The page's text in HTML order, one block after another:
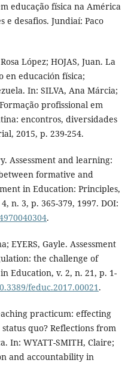
educação física na América
desafios. Jundiaí: Paco
López; HOJAS, Juan. La
en educación física;
In: SILVA, Ana Márcia;
profissional em
encontros, diversidades
2015, p. 239-254.
Assessment and learning:
formative and
in Education: Principles,
n. 3, p. 365-379, 1997. DOI:
.
EYERS, Gayle. Assessment
the challenge of
Education, v. 2, n. 21, p. 1-
feduc.2017.00021.
practicum: effecting
quo? Reflections from
In: WYATT-SMITH, Claire;
and accountability in